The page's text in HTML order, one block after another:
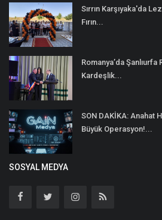
Sırrın Karşıyaka'da
Fırın...
Romanya’da Şanlıurfa
Kardeşlik...
SON DAKİKA: Anahat
Büyük Operasyon!...
SOSYAL MEDYA